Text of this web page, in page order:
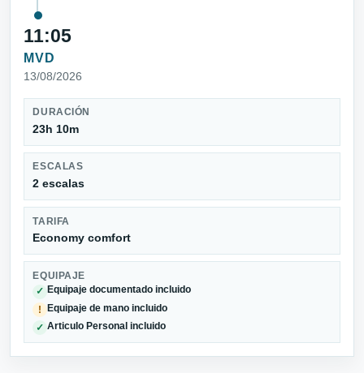
11:05
MVD
13/08/2026
DURACIÓN
23h 10m
ESCALAS
2 escalas
TARIFA
Economy comfort
EQUIPAJE
✓ Equipaje documentado incluido
! Equipaje de mano incluido
✓ Articulo Personal incluido